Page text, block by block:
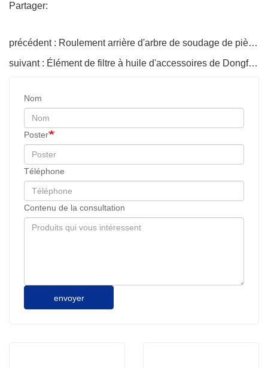
Partager:
précédent : Roulement arrière d'arbre de soudage de pièces automobiles Shaan
suivant : Élément de filtre à huile d'accessoires de Dongfeng
Nom
Poster
Téléphone
Contenu de la consultation
envoyer